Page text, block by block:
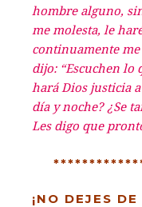
hombre alguno,
me molesta, le
continuamente me
dijo: “Escuchen lo
hará Dios justicia
día y noche? ¿Se
Les digo que
¡NO DEJES